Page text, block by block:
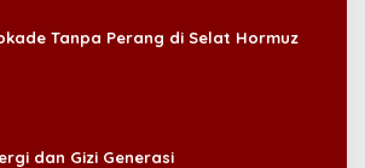
Tanpa Perang di Selat Hormuz
dan Gizi Generasi